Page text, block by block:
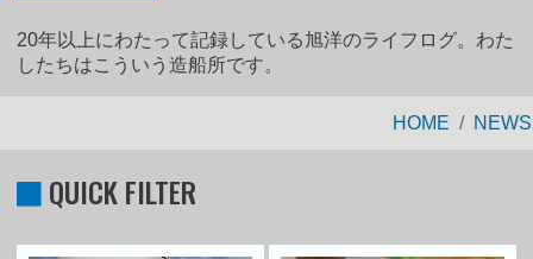
20年以上にわたって記録している旭洋のライフログ。わた
したちはこういう造船所です。
HOME NEWS
QUICK FILTER